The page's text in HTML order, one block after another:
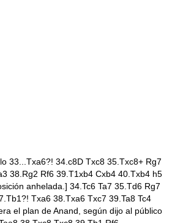
33...Txa6?! 34.c8D Txc8 35.Txc8+ Rg7
38.Rg2 Rf6 39.T1xb4 Cxb4 40.Txb4 h5
anhelada.] 34.Tc6 Ta7 35.Td6 Rg7
Txa6 38.Txa6 Txc7 39.Ta8 Tc4
el plan de Anand, según dijo al público